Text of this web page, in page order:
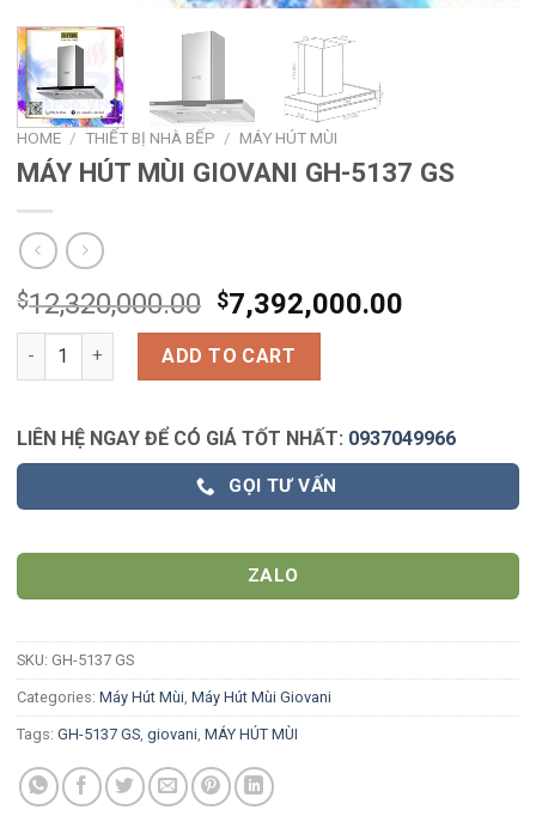
HOME / THIẾT BỊ NHÀ BẾP / MÁY HÚT MÙI
MÁY HÚT MÙI GIOVANI GH-5137 GS
$12,320,000.00 $7,392,000.00
MÁY HÚT MÙI GIOVANI GH-5137 GS quantity
ADD TO CART
LIÊN HỆ NGAY ĐỂ CÓ GIÁ TỐT NHẤT: 0937049966
GỌI TƯ VẤN
ZALO
SKU: GH-5137 GS
Categories: Máy Hút Mùi Máy Hút Mùi Giovani
Tags: GH-5137 GS giovani MÁY HÚT MÙI